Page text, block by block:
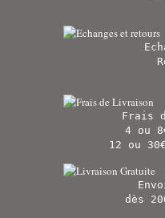
Frais
4 ou
12 ou
dès